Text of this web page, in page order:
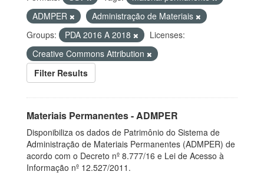
ADMPER
Administração de Materiais
Groups:
PDA 2016 A 2018
Licenses:
Creative Commons Attribution
Filter Results
Materiais Permanentes - ADMPER
Disponibiliza os dados de Patrimônio do Sistema de
Administração de Materiais Permanentes (ADMPER) de
acordo com o Decreto nº 8.777/16 e Lei de Acesso à
Informação nº 12.527/2011.